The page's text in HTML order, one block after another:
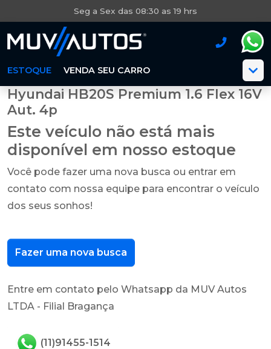
Seg a Sex das 08:30 as 19 hrs
ESTOQUE VENDA SEU CARRO
Hyundai HB20S Premium 1.6 Flex 16V
Aut. 4p
Este veículo não está mais
disponível em nosso estoque
Você pode fazer uma nova busca ou entrar em
contato com nossa equipe para encontrar o veículo
dos seus sonhos!
Fazer uma nova busca
Entre em contato pelo Whatsapp da MUV Autos
LTDA - Filial Bragança
(11)91455-1514